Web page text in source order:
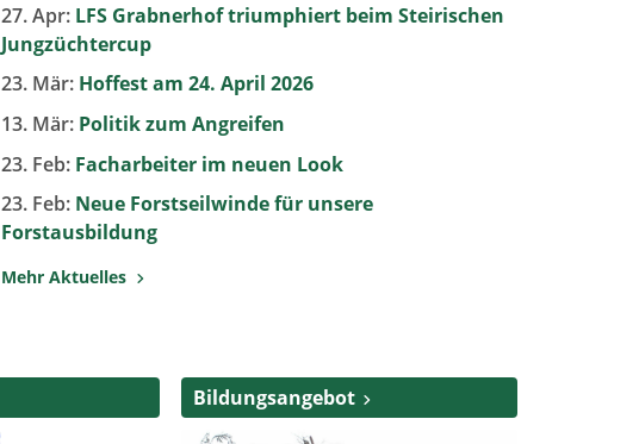
27. Apr: LFS Grabnerhof triumphiert beim Steirischen
Jungzüchtercup
23. Mär: Hoffest am 24. April 2026
13. Mär: Politik zum Angreifen
23. Feb: Facharbeiter im neuen Look
23. Feb: Neue Forstseilwinde für unsere
Forstausbildung
Mehr Aktuelles
Bildungsangebot